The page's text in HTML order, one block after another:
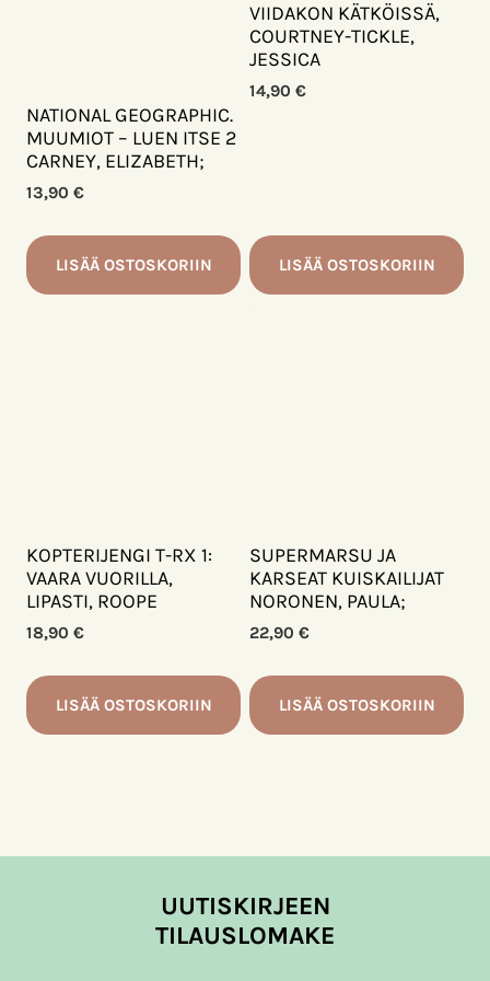
NATIONAL GEOGRAPHIC.
MUUMIOT – LUEN ITSE 2
CARNEY, ELIZABETH;
13,90 €
LISÄÄ OSTOSKORIIN
VIIDAKON KÄTKÖISSÄ,
COURTNEY-TICKLE,
JESSICA
14,90 €
LISÄÄ OSTOSKORIIN
KOPTERIJENGI T-RX 1:
VAARA VUORILLA,
LIPASTI, ROOPE
18,90 €
LISÄÄ OSTOSKORIIN
SUPERMARSU JA
KARSEAT KUISKAILIJAT
NORONEN, PAULA;
22,90 €
LISÄÄ OSTOSKORIIN
UUTISKIRJEEN
TILAUSLOMAKE